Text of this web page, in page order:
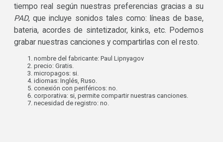
tiempo real según nuestras preferencias gracias a su
PAD, que incluye sonidos tales como: líneas de base,
bateria, acordes de sintetizador, kinks, etc. Podemos
grabar nuestras canciones y compartirlas con el resto.
nombre del fabricante: Paul Lipnyagov
precio: Gratis.
micropagos: si.
idiomas: Inglés, Ruso.
conexión con periféricos: no.
corporativa: si, permite compartir nuestras canciones.
necesidad de registro: no.